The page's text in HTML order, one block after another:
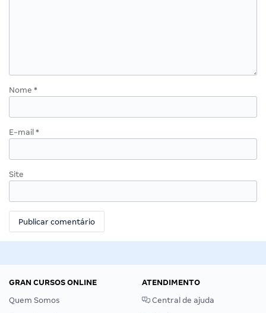
Nome *
E-mail *
Site
GRAN CURSOS ONLINE
Quem Somos
ATENDIMENTO
Central de ajuda